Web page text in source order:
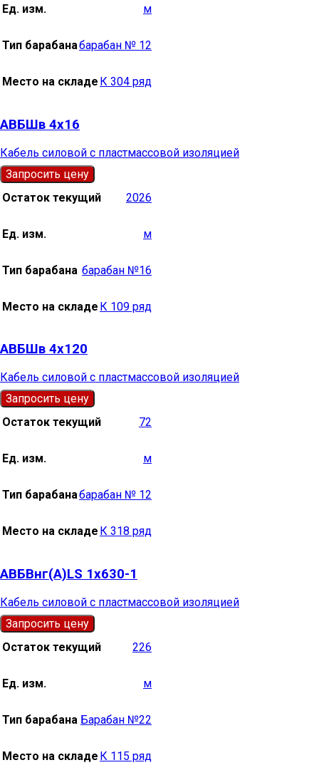
Ед. изм. м
Тип барабанабарабан № 12
Место на складе К 304 ряд
АВБШв 4х16
Кабель силовой с пластмассовой изоляцией
Запросить цену
Остаток текущий
2026
Ед. изм. м
Тип барабана барабан №16
Место на складе К 109 ряд
АВБШв 4х120
Кабель силовой с пластмассовой изоляцией
Запросить цену
Остаток текущий
72
Ед. изм. м
Тип барабанабарабан № 12
Место на складе К 318 ряд
АВБВнг(А)LS 1х630-1
Кабель силовой с пластмассовой изоляцией
Запросить цену
Остаток текущий
226
Ед. изм. м
Тип барабана Барабан №22
Место на складе К 115 ряд